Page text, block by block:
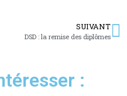
SUIVANT
DSD : la remise des diplômes
: